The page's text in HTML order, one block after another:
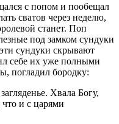
с попом и пообещал
сватов через неделю,
станет. Поп
под замком сундуки
сундуки скрывают
себе их уже полными
погладил бородку:
Хвала Богу,
и с царями